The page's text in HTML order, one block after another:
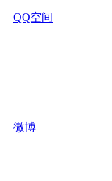
QQ空间
微博